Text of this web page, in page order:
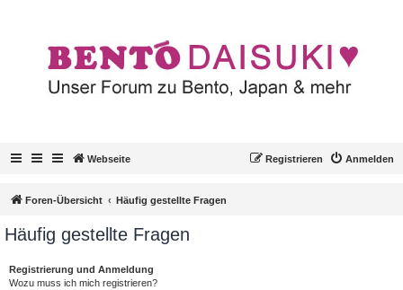
Webseite Anmelden
Registrieren
Foren-Übersicht Häufig gestellte Fragen
Häufig gestellte Fragen
Registrierung und Anmeldung
Wozu muss ich mich registrieren?